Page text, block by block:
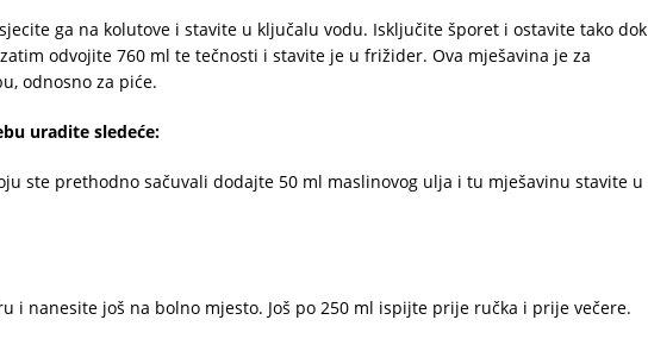
ga na kolutove i stavite u ključalu vodu. Isključite šporet i ostavite tako dok
odvojite 760 ml te tečnosti i stavite je u frižider. Ova mješavina je za
odnosno za piće.
uradite sledeće:
ste prethodno sačuvali dodajte 50 ml maslinovog ulja i tu mješavinu stavite u
i nanesite još na bolno mjesto. Još po 250 ml ispijte prije ručka i prije večere.